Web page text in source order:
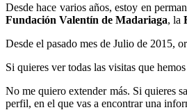
Desde hace varios años, estoy en
Fundación Valentín de Madariaga, la
Desde el pasado mes de Julio de 2015,
Si quieres ver todas las visitas que
No me quiero extender más. Si quieres
perfil, en el que vas a encontrar una